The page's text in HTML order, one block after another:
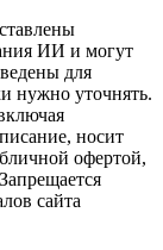
ИИ и могут
для
нужно уточнять.
носит
офертой,
сайта